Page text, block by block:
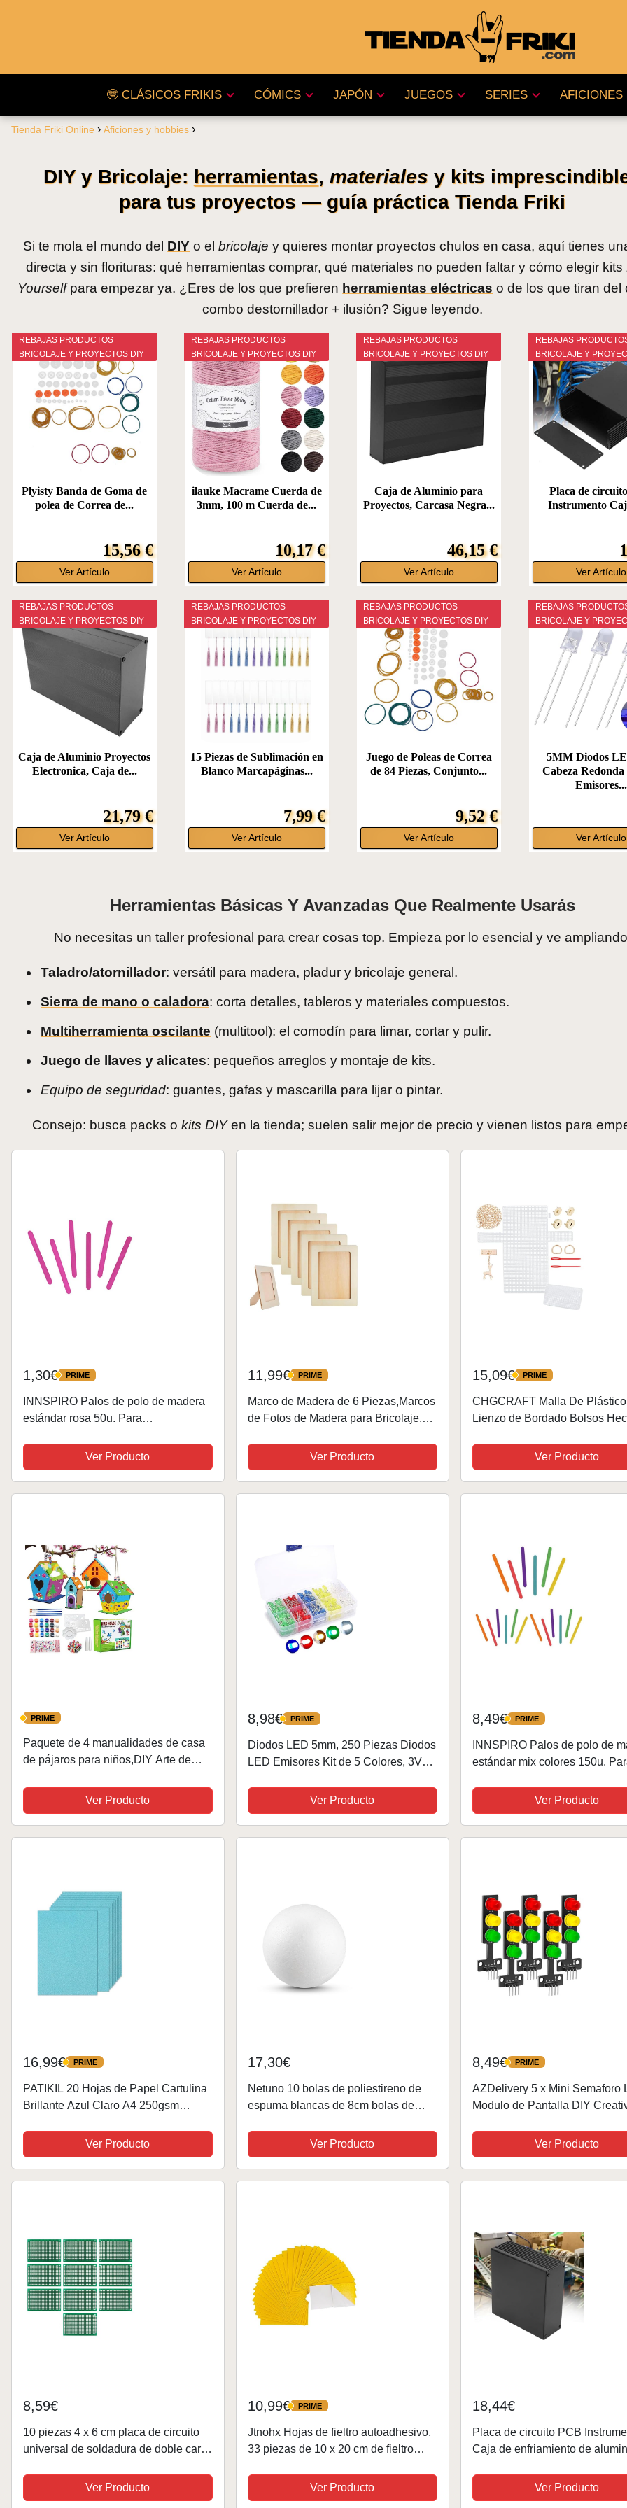
🤓 CLÁSICOS FRIKIS CÓMICS JAPÓN JUEGOS SERIES AFICIONES
Tienda Friki Online Aficiones y hobbies
DIY y Bricolaje: herramientas, materialesy kits
para tus proyectos — guía práctica Tienda Friki
Si te mola el mundo del DIY o elbricolaje y quieres montar proyectos chulos en casa, aquí tienes
directa y sin florituras: qué herramientas comprar, qué materiales no pueden faltar y cómo elegir kits
Yourselfpara empezar ya. ¿Eres de los que prefieren herramientas eléctricas o de los que tiran del
combo destornillador + ilusión? Sigue leyendo.
REBAJAS PRODUCTOS
BRICOLAJE Y PROYECTOS DIY
Plyisty Banda de Goma de
polea de Correa de...
15,56 €
Ver Artículo
REBAJAS PRODUCTOS
BRICOLAJE Y PROYECTOS DIY
ilauke Macrame Cuerda de
3mm, 100 m Cuerda de...
10,17 €
Ver Artículo
REBAJAS PRODUCTOS
BRICOLAJE Y PROYECTOS DIY
Caja de Aluminio para
Proyectos, Carcasa Negra...
46,15 €
Ver Artículo
REBAJAS
BRICOLAJE Y
Placa de
Instrumento
Ver Artículo
REBAJAS PRODUCTOS
BRICOLAJE Y PROYECTOS DIY
Caja de Aluminio Proyectos
Electronica, Caja de...
21,79 €
Ver Artículo
REBAJAS PRODUCTOS
BRICOLAJE Y PROYECTOS DIY
15 Piezas de Sublimación en
Blanco Marcapáginas...
7,99 €
Ver Artículo
REBAJAS PRODUCTOS
BRICOLAJE Y PROYECTOS DIY
Juego de Poleas de Correa
de 84 Piezas, Conjunto...
9,52 €
Ver Artículo
REBAJAS
BRICOLAJE Y
5MM Diodos
Cabeza Redonda
Emisores...
Ver Artículo
Herramientas Básicas Y Avanzadas Que Realmente Usarás
No necesitas un taller profesional para crear cosas top. Empieza por lo esencial y ve
Taladro/atornillador: versátil para madera, pladur y bricolaje general.
Sierra de mano o caladora: corta detalles, tableros y materiales compuestos.
Multiherramienta oscilante (multitool): el comodín para limar, cortar y pulir.
Juego de llaves y alicates: pequeños arreglos y montaje de kits.
Equipo de seguridad: guantes, gafas y mascarilla para lijar o pintar.
Consejo: busca packs okits DIYen la tienda; suelen salir mejor de precio y vienen listos para
1,30€ PRIME
PRIME
INNSPIRO Palos de polo de madera
estándar rosa 50u. Para
bricolaje, decorar y proyectos
Manualidades Infantiles
Ver Producto
11,99€ PRIME
PRIME
Marco de Madera de 6 Piezas,Marcos
de Fotos de Madera para Bricolaje,
Juego de Marcos Rectangulares para
Manualidades,...
Ver Producto
15,09€ PRIME
PRIME
CHGCRAFT Malla De Plástico
Lienzo de Bordado Bolsos
de Bricolaje para Bordados y
Proyectos de Punto y
Ver Producto
PRIME
PRIME
Paquete de 4 manualidades de casa
de pájaros para niños,DIY Arte de
casita para pájaros para
niños,Proyectos artesanales...
Ver Producto
8,98€ PRIME
PRIME
Diodos LED 5mm, 250 Piezas Diodos
LED Emisores Kit de 5 Colores, 3V
(Blanco/Rojo/Amarillo/Verde/Azul)
para DIY,...
Ver Producto
8,49€ PRIME
PRIME
INNSPIRO Palos de polo de
estándar mix colores 150u.
bricolaje, decorar y proyectos
Manualidades Infantiles
Ver Producto
16,99€ PRIME
PRIME
PATIKIL 20 Hojas de Papel Cartulina
Brillante Azul Claro A4 250gsm
Manualidades de Scrapbook Tarjetas
DIY Proyectos de Arte...
Ver Producto
17,30€
Netuno 10 bolas de poliestireno de
espuma blancas de 8cm bolas de
decoraciones de lentejuelas Navidad
DIY bricolaje decoupage...
Ver Producto
8,49€ PRIME
PRIME
AZDelivery 5 x Mini Semaforo
Modulo de Pantalla DIY
Arduino con E-Book Incluido!
Ver Producto
8,59€
10 piezas 4 x 6 cm placa de circuito
universal de soldadura de doble cara
DIY Breadboard Placa Prototipo Sin
Soldaduras...
Ver Producto
10,99€ PRIME
PRIME
Jtnohx Hojas de fieltro autoadhesivo,
33 piezas de 10 x 20 cm de fieltro
surtidos para manualidades, bricolaje,
costura,...
Ver Producto
18,44€
Placa de circuito PCB
Caja de enfriamiento de
gabinete Caja de protección
productos electrónicos...
Ver Producto